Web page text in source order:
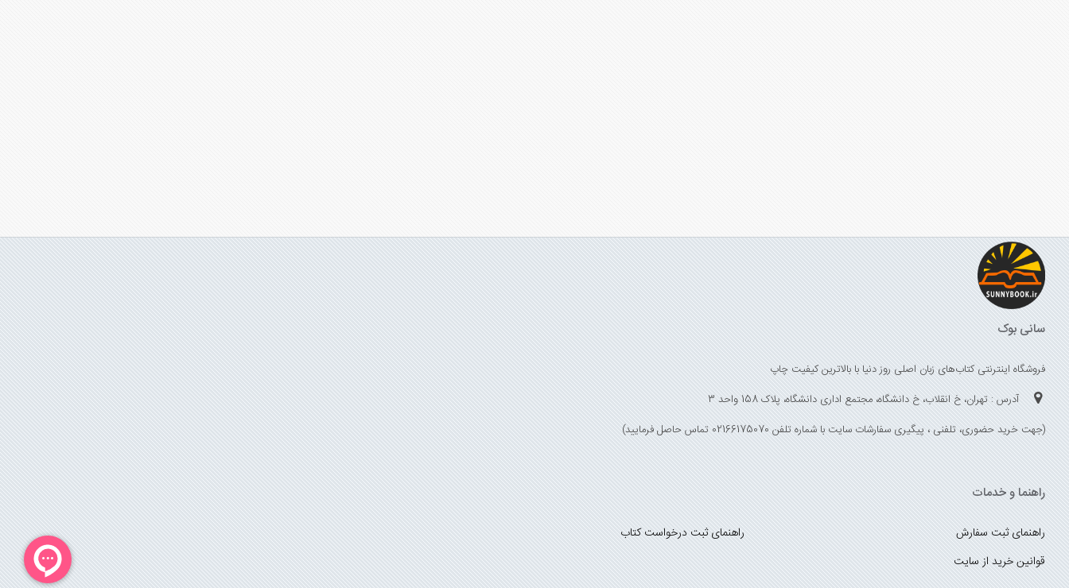
سانی بوک
فروشگاه اینترنتی کتاب‌های زبان اصلی روز دنیا با بالاترین کیفیت چاپ
آدرس : تهران، خ انقلاب، خ دانشگاه، مجتمع اداری دانشگاه، پلاک 158 واحد 3
(جهت خرید حضوری، تلفنی ، پیگیری سفارشات سایت با شماره تلفن 02166175070 تماس حاصل فرمایید)
راهنما و خدمات
راهنمای ثبت سفارش
راهنمای ثبت درخواست کتاب
قوانین خرید از سایت